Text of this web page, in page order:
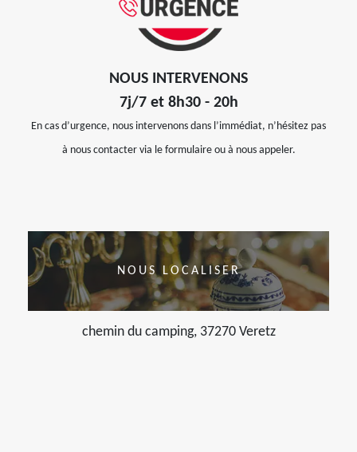
NOUS INTERVENONS
7j/7 et 8h30 - 20h
En cas d’urgence, nous intervenons dans l’immédiat, n’hésitez pas
à nous contacter via le formulaire ou à nous appeler.
NOUS LOCALISER
chemin du camping, 37270 Veretz